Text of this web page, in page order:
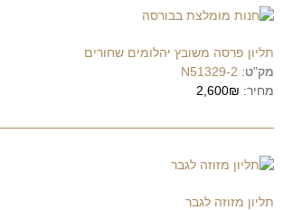
תליון פרסה משובץ יהלומים שחורים
מק"ט: N51329-2
מחיר: 2,600₪
תליון מזוזה לגבר